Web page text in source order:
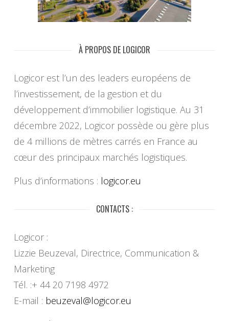
À PROPOS DE LOGICOR
Logicor est l’un des leaders européens de
l’investissement, de la gestion et du
développement d’immobilier logistique. Au 31
décembre 2022, Logicor possède ou gère plus
de 4 millions de mètres carrés en France au
cœur des principaux marchés logistiques.
Plus d’informations : logicor.eu
CONTACTS :
Logicor :
Lizzie Beuzeval, Directrice, Communication &
Marketing
Tél. :+ 44 20 7198 4972
E-mail : beuzeval@logicor.eu